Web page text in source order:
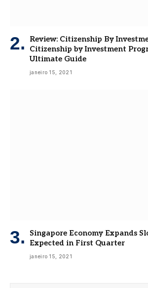
Review: Citizenship By
Citizenship by Investment
Ultimate Guide
janeiro 15, 2021
Singapore Economy Expands
Expected in First Quarter
janeiro 15, 2021